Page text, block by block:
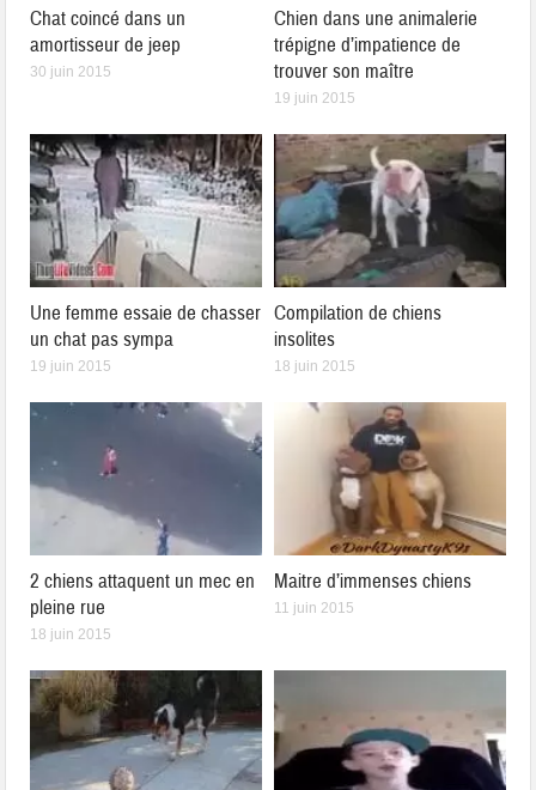
Chat coincé dans un
amortisseur de jeep
30 juin 2015
Chien dans une animalerie
trépigne d’impatience de
trouver son maître
19 juin 2015
Une femme essaie de chasser
un chat pas sympa
19 juin 2015
Compilation de chiens
insolites
18 juin 2015
2 chiens attaquent un mec en
pleine rue
18 juin 2015
Maitre d’immenses chiens
11 juin 2015